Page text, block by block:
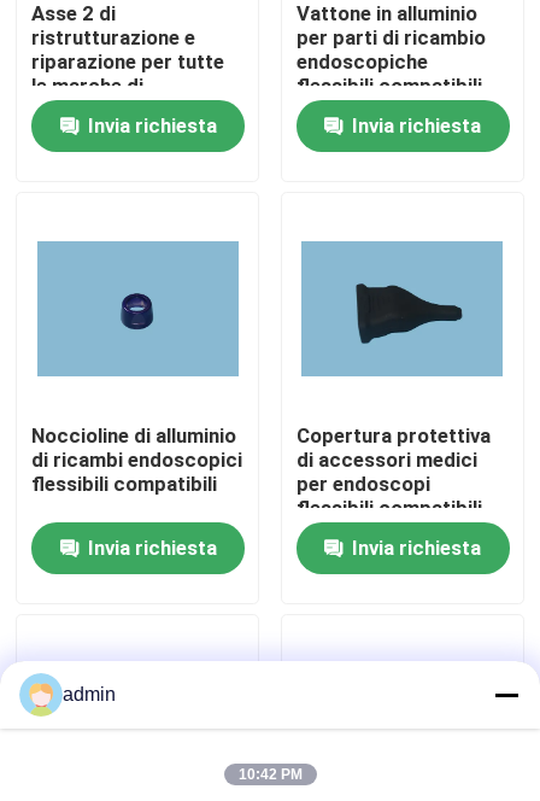
Casa.
Controllo della qualità
Contattaci
Endoscopio medico
Applicabilità flessibile
Asse 2 di
ristrutturazione e
riparazione per tutte
le marche di
endoscopi flessibili
Invia richiesta
Vattone in alluminio
per parti di ricambio
endoscopiche
flessibili compatibili
Invia richiesta
Noccioline di alluminio
di ricambi endoscopici
flessibili compatibili
Invia richiesta
Copertura protettiva
di accessori medici
per endoscopi
flessibili compatibili
Invia richiesta
admin
10:42 PM